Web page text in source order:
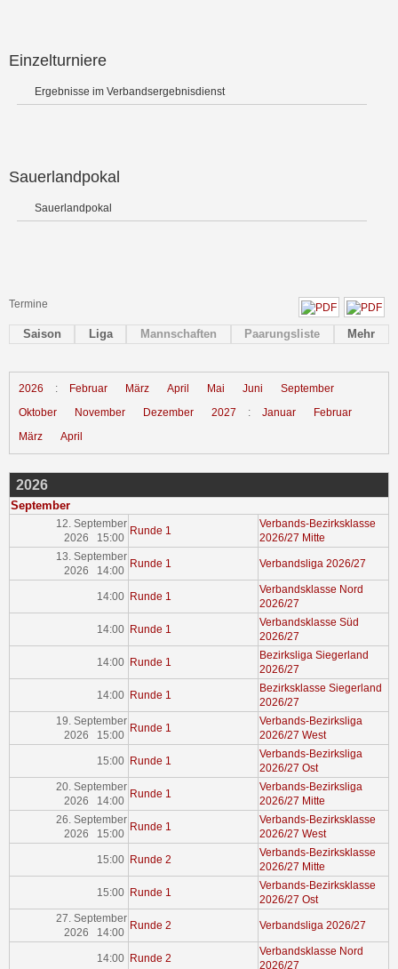
Einzelturniere
Ergebnisse im Verbandsergebnisdienst
Sauerlandpokal
Sauerlandpokal
Termine
Saison Liga Mannschaften Paarungsliste Mehr
2026 : Februar März April Mai Juni
September
Oktober
November Dezember 2027 : Januar
Februar
März
April
2026
September
12. September
2026 15:00
Runde 1
Verbands-Bezirksklasse
2026/27 Mitte
13. September
2026 14:00
Runde 1 Verbandsliga 2026/27
14:00 Runde 1
Verbandsklasse Nord
2026/27
14:00 Runde 1
Verbandsklasse Süd
2026/27
14:00 Runde 1
Bezirksliga Siegerland
2026/27
14:00 Runde 1
Bezirksklasse Siegerland
2026/27
19. September
2026 15:00
Runde 1
Verbands-Bezirksliga
2026/27 West
15:00 Runde 1
Verbands-Bezirksliga
2026/27 Ost
20. September
2026 14:00
Runde 1
Verbands-Bezirksliga
2026/27 Mitte
26. September
2026 15:00
Runde 1
Verbands-Bezirksklasse
2026/27 West
15:00 Runde 2
Verbands-Bezirksklasse
2026/27 Mitte
15:00 Runde 1
Verbands-Bezirksklasse
2026/27 Ost
27. September
2026 14:00
Runde 2 Verbandsliga 2026/27
14:00 Runde 2
Verbandsklasse Nord
2026/27